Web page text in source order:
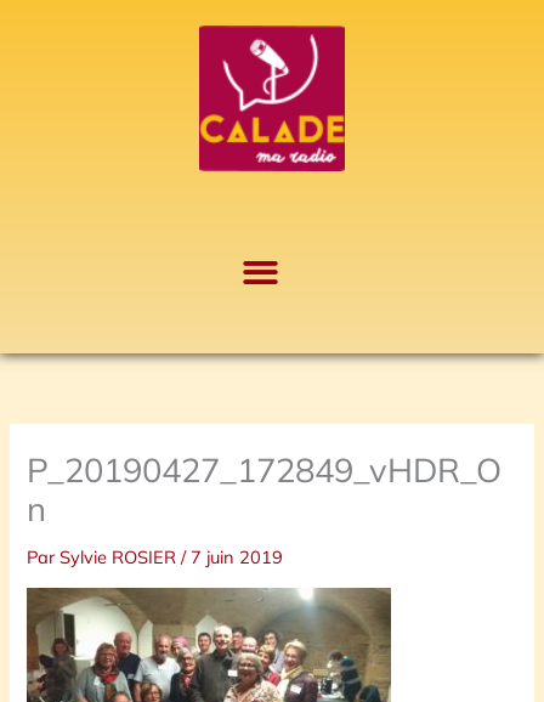
P_20190427_172849_vHDR_O
n
ParSylvie ROSIER/ 7 juin 2019